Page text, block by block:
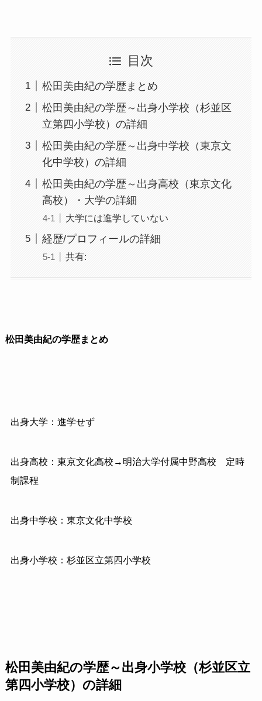
目次
松田美由紀の学歴まとめ
松田美由紀の学歴～出身小学校（杉並区
立第四小学校）の詳細
松田美由紀の学歴～出身中学校（東京文
化中学校）の詳細
松田美由紀の学歴～出身高校（東京文化
高校）・大学の詳細
大学には進学していない
経歴/プロフィールの詳細
共有:
松田美由紀の学歴まとめ
出身大学：進学せず
出身高校：東京文化高校→明治大学付属中野高校 定時
制課程
出身中学校：東京文化中学校
出身小学校：杉並区立第四小学校
松田美由紀の学歴～出身小学校（杉並区立
第四小学校）の詳細